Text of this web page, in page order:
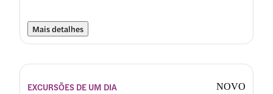
Mais detalhes
EXCURSÕES DE UM DIA NOVO